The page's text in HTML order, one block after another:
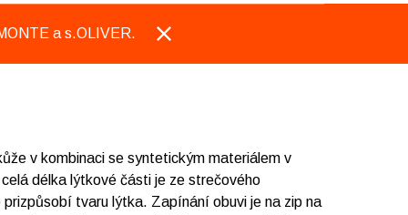
a s.OLIVER.
v kombinaci se syntetickým materiálem v
délka lýtkové části je ze strečového
tvaru lýtka. Zapínání obuvi je na zip na